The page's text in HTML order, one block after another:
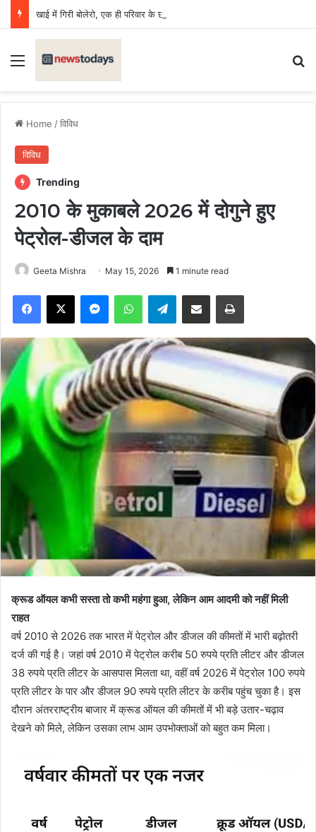
खाई में गिरी बोलेरो, एक ही परिवार के छह की मौत, एक किशोर घायल
Menu
Home /विविध
विविध
Trending
2010 के मुकाबले 2026 में दोगुने हुए
पेट्रोल-डीजल के दाम
Geeta Mishra May 15, 2026 1 minute read
Facebook
X MessengerWhatsAppTelegramShare via Email Print
क्रूड ऑयल कभी सस्ता तो कभी महंगा हुआ, लेकिन आम आदमी को नहीं मिली
राहत
वर्ष 2010 से 2026 तक भारत में पेट्रोल और डीजल की कीमतों में भारी बढ़ोतरी
दर्ज की गई है। जहां वर्ष 2010 में पेट्रोल करीब 50 रुपये प्रति लीटर और डीजल
38 रुपये प्रति लीटर के आसपास मिलता था, वहीं वर्ष 2026 में पेट्रोल 100 रुपये
प्रति लीटर के पार और डीजल 90 रुपये प्रति लीटर के करीब पहुंच चुका है। इस
दौरान अंतरराष्ट्रीय बाजार में क्रूड ऑयल की कीमतों में भी बड़े उतार-चढ़ाव
देखने को मिले, लेकिन उसका लाभ आम उपभोक्ताओं को बहुत कम मिला।